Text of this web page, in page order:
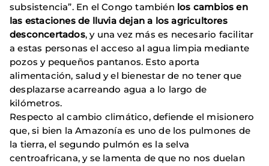
subsistencia”. En el Congo también los cambios en
las estaciones de lluvia dejan a los agricultores
desconcertados, y una vez más es necesario facilitar
a estas personas el acceso al agua limpia mediante
pozos y pequeños pantanos. Esto aporta
alimentación, salud y el bienestar de no tener que
desplazarse acarreando agua a lo largo de
kilómetros.
Respecto al cambio climático, defiende el misionero
que, si bien la Amazonía es uno de los pulmones de
la tierra, el segundo pulmón es la selva
centroafricana, y se lamenta de que no nos duelan